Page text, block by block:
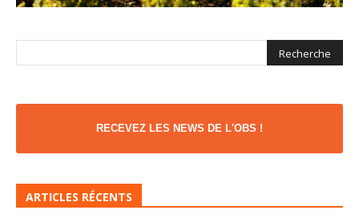
RECEVEZ LES NEWS DE L'OBS !
ARTICLES RÉCENTS